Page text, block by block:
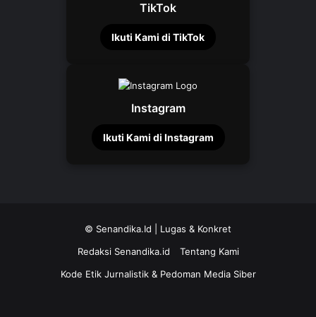
TikTok
Ikuti Kami di TikTok
Instagram
Ikuti Kami di Instagram
© Senandika.Id | Lugas & Konkret
Redaksi Senandika.id
Tentang Kami
Kode Etik Jurnalistik & Pedoman Media Siber